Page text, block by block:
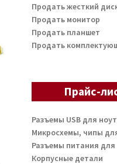
Продать жесткий
Продать монитор
Продать планшет
Продать
Прайс-
Разъемы USB для
Микросхемы, чипы
Разъемы питания для
Корпусные детали